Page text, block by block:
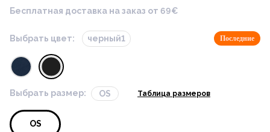
Бесплатная доставка на заказ от 69€
Выбрать цвет: черный1 Последние
Выбрать размер: OS Таблица размеров
OS